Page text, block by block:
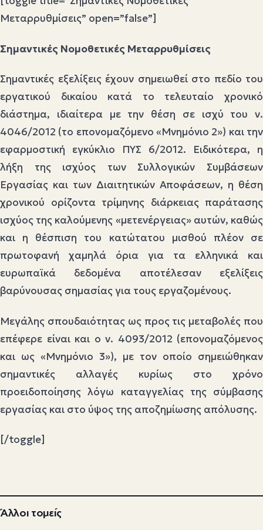
Μεταρρυθμίσεις” open=”false”]
Σημαντικές Νομοθετικές Μεταρρυθμίσεις
Σημαντικές εξελίξεις έχουν σημειωθεί στο πεδίο του
εργατικού δικαίου κατά το τελευταίο χρονικό
διάστημα, ιδιαίτερα με την θέση σε ισχύ του ν.
4046/2012 (το επονομαζόμενο «Μνημόνιο 2») και την
εφαρμοστική εγκύκλιο ΠΥΣ 6/2012. Ειδικότερα, η
λήξη της ισχύος των Συλλογικών Συμβάσεων
Εργασίας και των Διαιτητικών Αποφάσεων, η θέση
χρονικού ορίζοντα τρίμηνης διάρκειας παράτασης
ισχύος της καλούμενης «μετενέργειας» αυτών, καθώς
και η θέσπιση του κατώτατου μισθού πλέον σε
πρωτοφανή χαμηλά όρια για τα ελληνικά και
ευρωπαϊκά δεδομένα αποτέλεσαν εξελίξεις
βαρύνουσας σημασίας για τους εργαζομένους.
Μεγάλης σπουδαιότητας ως προς τις μεταβολές που
επέφερε είναι και ο ν. 4093/2012 (επονομαζόμενος
και ως «Μνημόνιο 3»), με τον οποίο σημειώθηκαν
σημαντικές αλλαγές κυρίως στο χρόνο
προειδοποίησης λόγω καταγγελίας της σύμβασης
εργασίας και στο ύψος της αποζημίωσης απόλυσης.
[/toggle]
Άλλοι τομείς